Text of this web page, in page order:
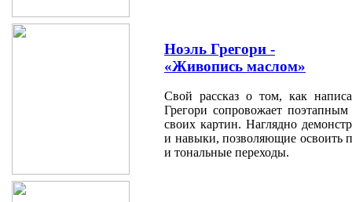
Ноэль Грегори -
«Живопись маслом»
Свой рассказ о том, как
Грегори сопровожает
своих картин. Наглядно
и навыки, позволяющие освоить
и тональные переходы.